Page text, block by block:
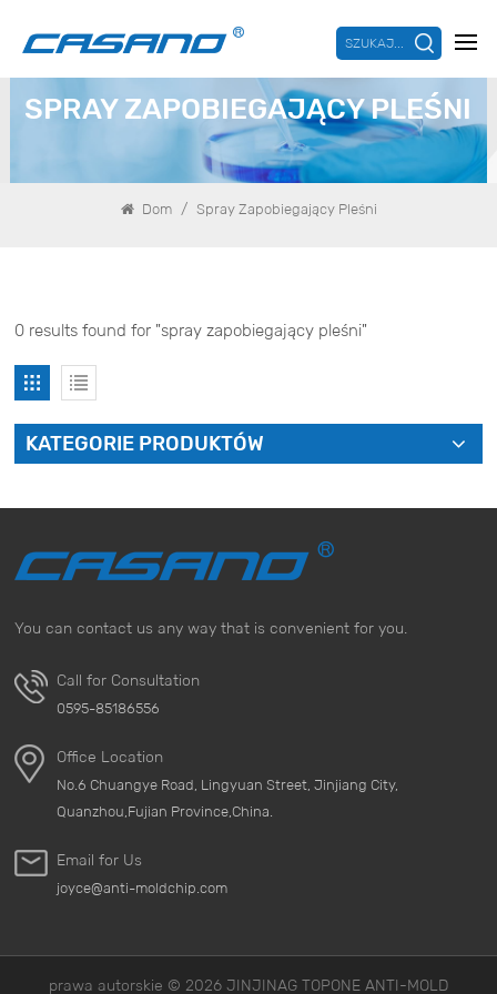
SZUKAJ...
SPRAY ZAPOBIEGAJĄCY PLEŚNI
Dom / Spray Zapobiegający Pleśni
0 results found for "spray zapobiegający pleśni"
KATEGORIE PRODUKTÓW
You can contact us any way that is convenient for you.
Call for Consultation
0595-85186556
Office Location
No.6 Chuangye Road, Lingyuan Street, Jinjiang City,
Quanzhou,Fujian Province,China.
Email for Us
joyce@anti-moldchip.com
prawa autorskie © 2026 JINJINAG TOPONE ANTI-MOLD